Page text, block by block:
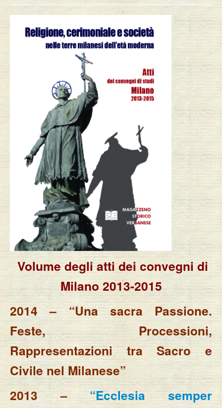
Volume degli atti dei convegni di
Milano 2013-2015
2014 – “Una sacra Passione.
Feste, Processioni,
Rappresentazioni tra Sacro e
Civile nel Milanese”
2013 –“Ecclesia semper